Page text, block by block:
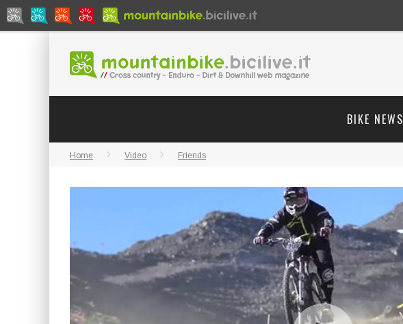
BIKE NEWS
Home Video Friends